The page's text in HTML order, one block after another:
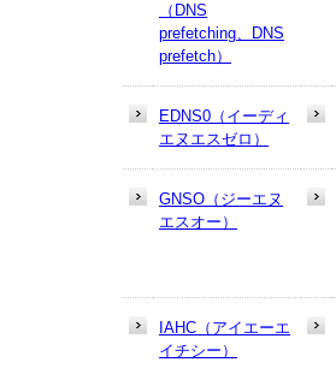
（DNS
prefetching、DNS
prefetch）
EDNS0（イーディ
エヌエスゼロ）
GNSO（ジーエヌ
エスオー）
IAHC（アイエーエ
イチシー）